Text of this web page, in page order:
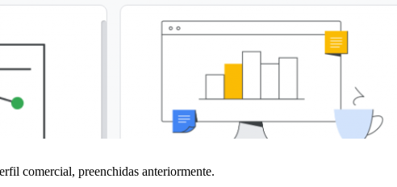
comercial, preenchidas anteriormente.